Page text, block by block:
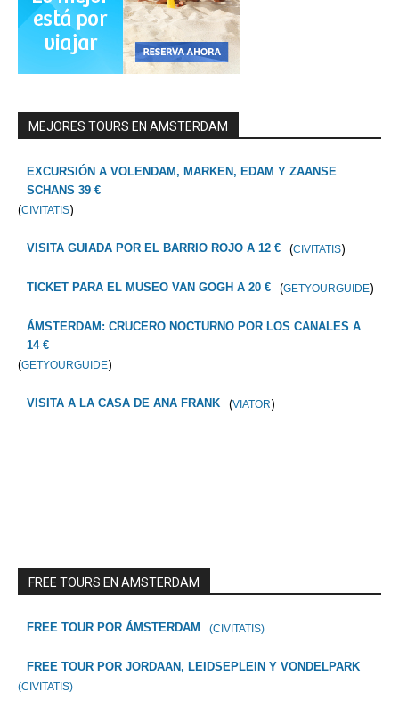
MEJORES TOURS EN AMSTERDAM
EXCURSIÓN A VOLENDAM, MARKEN, EDAM Y ZAANSE
SCHANS 39 €
(CIVITATIS)
VISITA GUIADA POR EL BARRIO ROJO A 12 € (CIVITATIS)
TICKET PARA EL MUSEO VAN GOGH A 20 € (GETYOURGUIDE)
ÁMSTERDAM: CRUCERO NOCTURNO POR LOS CANALES A
14 €
(GETYOURGUIDE)
VISITA A LA CASA DE ANA FRANK (VIATOR)
FREE TOURS EN AMSTERDAM
FREE TOUR POR ÁMSTERDAM (CIVITATIS)
FREE TOUR POR JORDAAN, LEIDSEPLEIN Y VONDELPARK
(CIVITATIS)